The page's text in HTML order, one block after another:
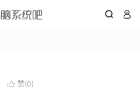
 
 赞(0)